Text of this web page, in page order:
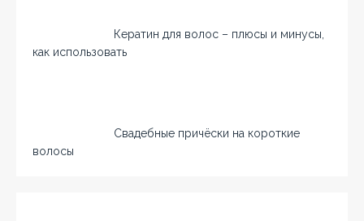
Кератин для волос – плюсы и минусы,
как использовать
Свадебные причёски на короткие
волосы